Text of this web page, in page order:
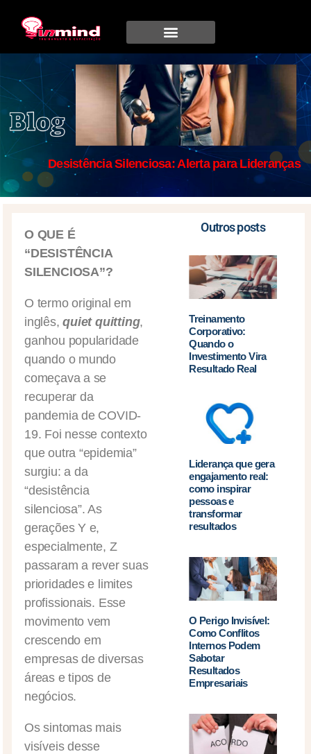
Desistência Silenciosa: Alerta para Lideranças
O QUE É
“DESISTÊNCIA
SILENCIOSA”?
O termo original em
inglês,quiet quitting,
ganhou popularidade
quando o mundo
começava a se
recuperar da
pandemia de COVID-
19. Foi nesse contexto
que outra “epidemia”
surgiu: a da
“desistência
silenciosa”. As
gerações Y e,
especialmente, Z
passaram a rever suas
prioridades e limites
profissionais. Esse
movimento vem
crescendo em
empresas de diversas
áreas e tipos de
negócios.
Os sintomas mais
visíveis desse
Outros posts
Treinamento
Corporativo:
Quando o
Investimento Vira
Resultado Real
Liderança que gera
engajamento real:
como inspirar
pessoas e
transformar
resultados
O Perigo Invisível:
Como Conflitos
Internos Podem
Sabotar
Resultados
Empresariais